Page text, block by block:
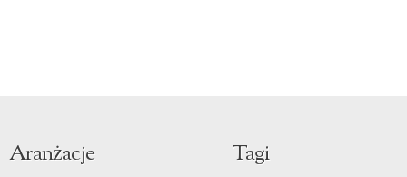
Aranżacje Tagi